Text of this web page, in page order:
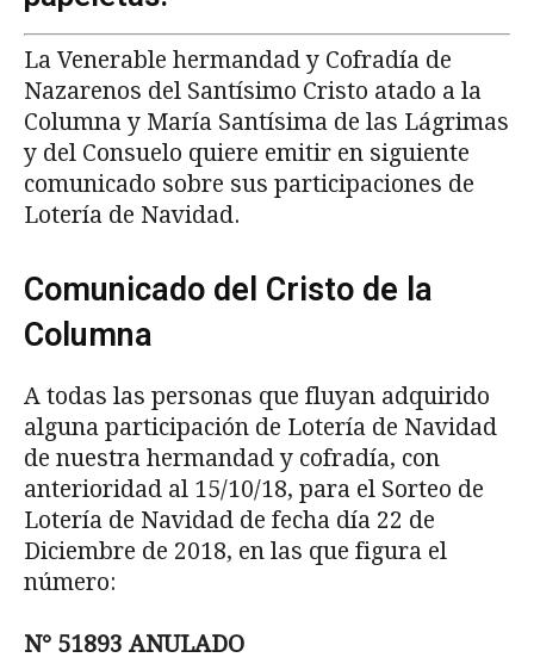
La Venerable hermandad y Cofradía de
Nazarenos del Santísimo Cristo atado a la
Columna y María Santísima de las Lágrimas
y del Consuelo quiere emitir en siguiente
comunicado sobre sus participaciones de
Lotería de Navidad.
Comunicado del Cristo de la
Columna
A todas las personas que fluyan adquirido
alguna participación de Lotería de Navidad
de nuestra hermandad y cofradía, con
anterioridad al 15/10/18, para el Sorteo de
Lotería de Navidad de fecha día 22 de
Diciembre de 2018, en las que figura el
número:
N° 51893 ANULADO